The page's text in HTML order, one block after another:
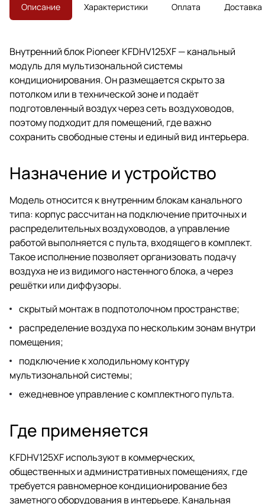
Описание Характеристики Оплата Доставка
Внутренний блок Pioneer KFDHV125XF — канальный
модуль для мультизональной системы
кондиционирования. Он размещается скрыто за
потолком или в технической зоне и подаёт
подготовленный воздух через сеть воздуховодов,
поэтому подходит для помещений, где важно
сохранить свободные стены и единый вид интерьера.
Назначение и устройство
Модель относится к внутренним блокам канального
типа: корпус рассчитан на подключение приточных и
распределительных воздуховодов, а управление
работой выполняется с пульта, входящего в комплект.
Такое исполнение позволяет организовать подачу
воздуха не из видимого настенного блока, а через
решётки или диффузоры.
скрытый монтаж в подпотолочном пространстве;
распределение воздуха по нескольким зонам внутри
помещения;
подключение к холодильному контуру
мультизональной системы;
ежедневное управление с комплектного пульта.
Где применяется
KFDHV125XF используют в коммерческих,
общественных и административных помещениях, где
требуется равномерное кондиционирование без
заметного оборудования в интерьере. Канальная